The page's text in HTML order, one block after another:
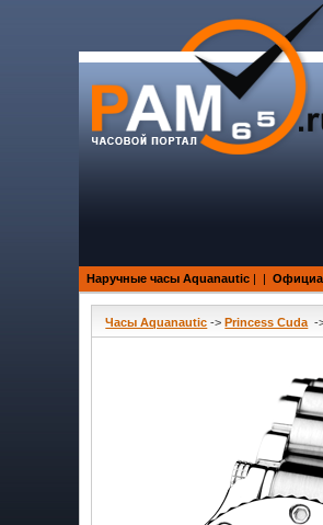
Наручные часы Aquanautic | |
Часы Aquanautic -> Princess Cuda -